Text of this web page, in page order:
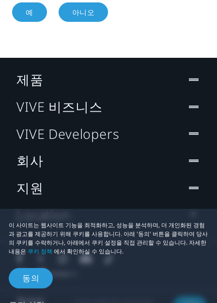
예 아니오
이 사이트는 웹사이트 기능을 최적화하고, 성능을 분석하며, 더 개인화된 경험
과 광고를 제공하기 위해 쿠키를 사용합니다. 아래 '동의' 버튼을 클릭하여 당사
의 쿠키를 수락하거나, 아래에서 쿠키 설정을 직접 관리할 수 있습니다. 자세한
내용은 쿠키 정책 에서 확인하실 수 있습니다.
동의
제품
VIVE 비즈니스
VIVE Developers
회사
지원
Location